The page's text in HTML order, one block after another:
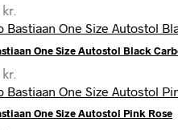
kr.
One Size Autostol Black
kr.
One Size Autostol Pink Rose